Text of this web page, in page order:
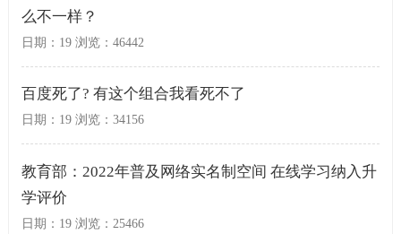
么不一样？
日期：19 浏览：46442
百度死了? 有这个组合我看死不了
日期：19 浏览：34156
教育部：2022年普及网络实名制空间 在线学习纳入升
学评价
日期：19 浏览：25466